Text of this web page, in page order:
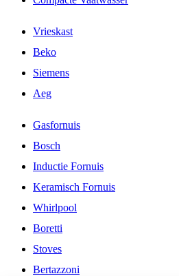
Vrieskast
Beko
Siemens
Aeg
Gasfornuis
Bosch
Inductie Fornuis
Keramisch Fornuis
Whirlpool
Boretti
Stoves
Bertazzoni